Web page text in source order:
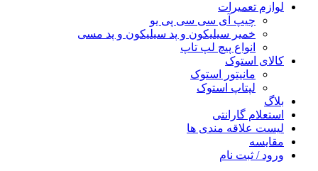
لوازم تعمیرات
چیپ آی سی سی پی یو
خمیر سیلیکون و پد سیلیکون و پد مسی
انواع پیچ لپ تاپ
کالای استوک
مانیتور استوک
لپتاپ استوک
بلاگ
استعلام گارانتی
لیست علاقه مندی ها
مقایسه
ورود / ثبت نام